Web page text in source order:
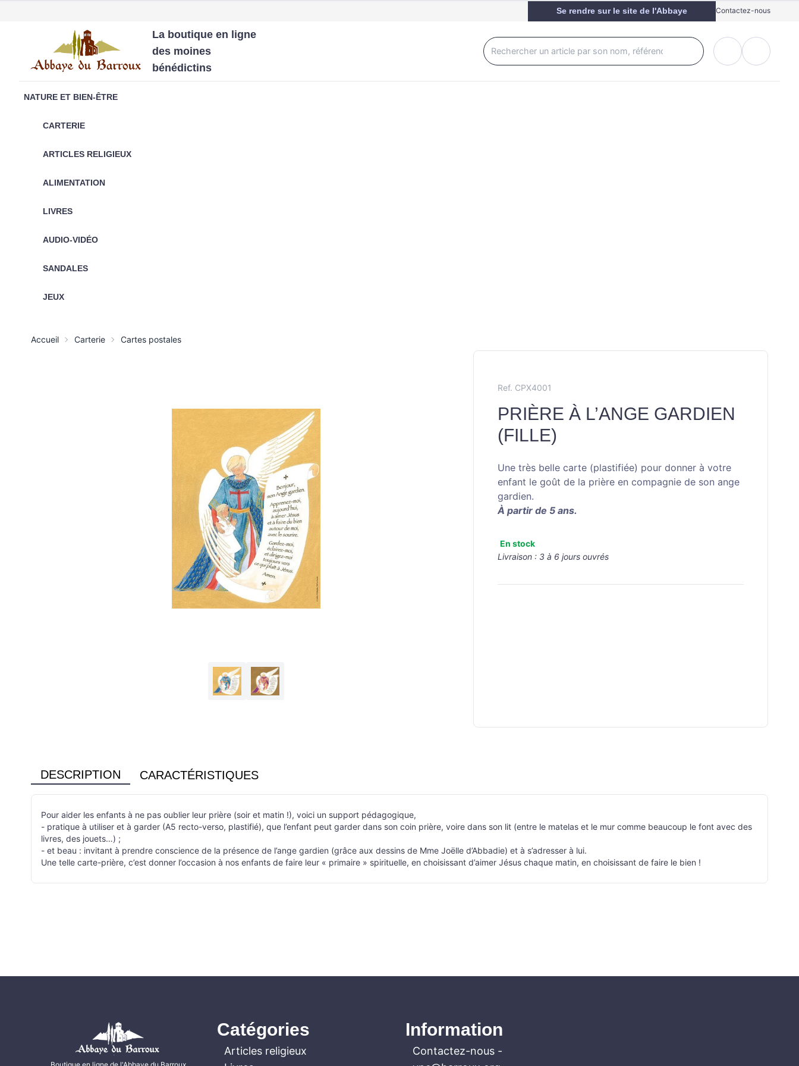
Se rendre sur le site de l'Abbaye Contactez-nous
NATURE ET BIEN-ÊTRE
CARTERIE
ARTICLES RELIGIEUX
ALIMENTATION
LIVRES
AUDIO-VIDÉO
SANDALES
JEUX
La boutique en ligne
des moines
bénédictins
Accueil Carterie Cartes postales
Ref. CPX4001
PRIÈRE À L’ANGE GARDIEN
(FILLE)
Une très belle carte (plastifiée) pour donner à votre
enfant le goût de la prière en compagnie de son ange
gardien.
À partir de 5 ans.
En stock
Livraison : 3 à 6 jours ouvrés
DESCRIPTION CARACTÉRISTIQUES
Pour aider les enfants à ne pas oublier leur prière (soir et matin !), voici un support pédagogique,
- pratique à utiliser et à garder (A5 recto-verso, plastifié), que l’enfant peut garder dans son coin prière, voire dans son lit (entre le matelas et le mur comme beaucoup le font avec des
livres, des jouets…) ;
- et beau : invitant à prendre conscience de la présence de l’ange gardien (grâce aux dessins de Mme Joëlle d’Abbadie) et à s’adresser à lui.
Une telle carte-prière, c’est donner l’occasion à nos enfants de faire leur « primaire » spirituelle, en choisissant d’aimer Jésus chaque matin, en choisissant de faire le bien !
Catégories
Articles religieux
Information
Contactez-nous -